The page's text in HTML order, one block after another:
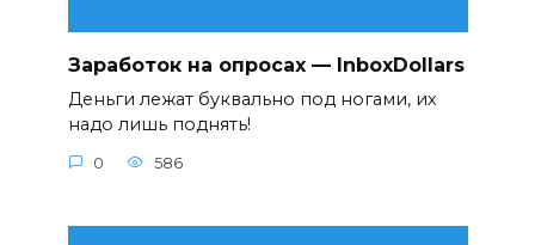
Заработок на опросах — InboxDollars
Деньги лежат буквально под ногами, их
надо лишь поднять!
0 586